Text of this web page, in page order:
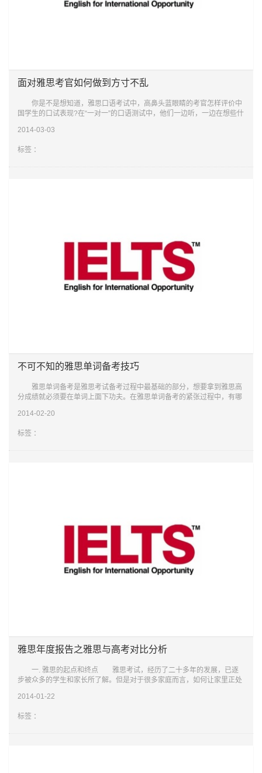
面对雅思考官如何做到方寸不乱
你是不是想知道，雅思口语考试中，高鼻头蓝眼睛的考官怎样评价中
国学生的口试表现?在“一对一”的口语测试中，他们一边听，一边在想些什
2014-03-03
标签 ：
不可不知的雅思单词备考技巧
雅思单词备考是雅思考试备考过程中最基础的部分，想要拿到雅思高
分成绩就必须要在单词上面下功夫。在雅思单词备考的紧张过程中，有哪
呢? 1、
2014-02-20
标签 ：
雅思年度报告之雅思与高考对比分析
一. 雅思的起点和终点 雅思考试，经历了二十多年的发展，已逐
步被众多的学生和家长所了解。但是对于很多家庭而言，如何让家里正处
划目标
2014-01-22
标签 ：